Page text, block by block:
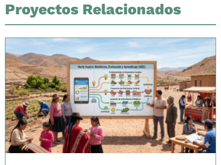
Proyectos Relacionados